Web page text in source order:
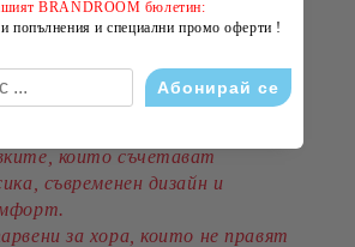
комфорт и традиция
които съчетават
съвременен дизайн и
за хора, които не правят
BRANDROOM бюлетин:
попълнения и специални промо оферти !